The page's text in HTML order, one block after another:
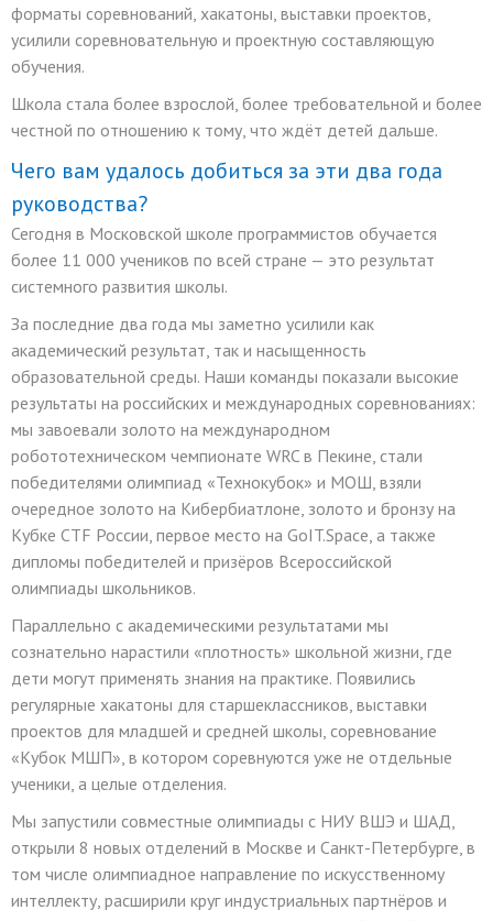
форматы соревнований, хакатоны, выставки проектов,
усилили соревновательную и проектную составляющую
обучения.
Школа стала более взрослой, более требовательной и более
честной по отношению к тому, что ждёт детей дальше.
Чего вам удалось добиться за эти два года
руководства?
Сегодня в Московской школе программистов обучается
более 11 000 учеников по всей стране — это результат
системного развития школы.
За последние два года мы заметно усилили как
академический результат, так и насыщенность
образовательной среды. Наши команды показали высокие
результаты на российских и международных соревнованиях:
мы завоевали золото на международном
робототехническом чемпионате WRC в Пекине, стали
победителями олимпиад «Технокубок» и МОШ, взяли
очередное золото на Кибербиатлоне, золото и бронзу на
Кубке CTF России, первое место на GoIT.Space, а также
дипломы победителей и призёров Всероссийской
олимпиады школьников.
Параллельно с академическими результатами мы
сознательно нарастили «плотность» школьной жизни, где
дети могут применять знания на практике. Появились
регулярные хакатоны для старшеклассников, выставки
проектов для младшей и средней школы, соревнование
«Кубок МШП», в котором соревнуются уже не отдельные
ученики, а целые отделения.
Мы запустили совместные олимпиады с НИУ ВШЭ и ШАД,
открыли 8 новых отделений в Москве и Санкт-Петербурге, в
том числе олимпиадное направление по искусственному
интеллекту, расширили круг индустриальных партнёров и